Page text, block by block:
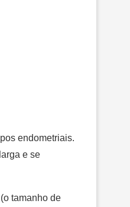
endometriais.
e se
tamanho de